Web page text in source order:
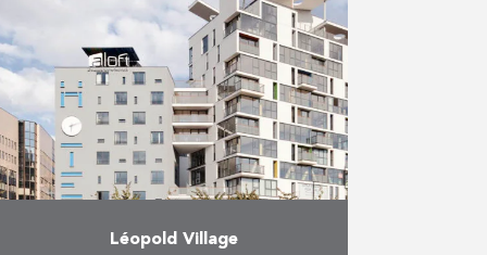
verdiepingen en één met zes
verdiepingen. Het project biedt
een ruime keuze uit
appartementen met 1, …
Meer
Léopold Village